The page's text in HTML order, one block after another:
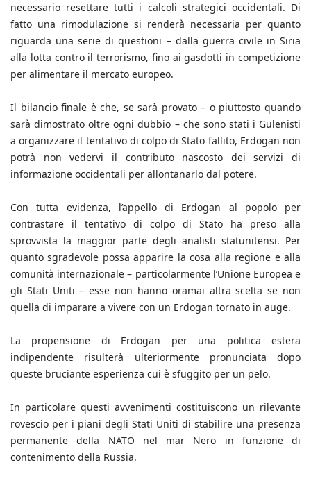
necessario resettare tutti i calcoli strategici occidentali. Di
fatto una rimodulazione si renderà necessaria per quanto
riguarda una serie di questioni – dalla guerra civile in Siria
alla lotta contro il terrorismo, fino ai gasdotti in competizione
per alimentare il mercato europeo.
Il bilancio finale è che, se sarà provato – o piuttosto quando
sarà dimostrato oltre ogni dubbio – che sono stati i Gulenisti
a organizzare il tentativo di colpo di Stato fallito, Erdogan non
potrà non vedervi il contributo nascosto dei servizi di
informazione occidentali per allontanarlo dal potere.
Con tutta evidenza, l’appello di Erdogan al popolo per
contrastare il tentativo di colpo di Stato ha preso alla
sprovvista la maggior parte degli analisti statunitensi. Per
quanto sgradevole possa apparire la cosa alla regione e alla
comunità internazionale – particolarmente l’Unione Europea e
gli Stati Uniti – esse non hanno oramai altra scelta se non
quella di imparare a vivere con un Erdogan tornato in auge.
La propensione di Erdogan per una politica estera
indipendente risulterà ulteriormente pronunciata dopo
queste bruciante esperienza cui è sfuggito per un pelo.
In particolare questi avvenimenti costituiscono un rilevante
rovescio per i piani degli Stati Uniti di stabilire una presenza
permanente della NATO nel mar Nero in funzione di
contenimento della Russia.